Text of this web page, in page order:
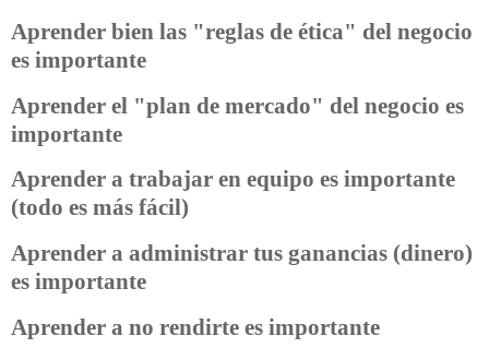
Aprender bien las "reglas de ética" del negocio
es importante
Aprender el "plan de mercado" del negocio es
importante
Aprender a trabajar en equipo es importante
(todo es más fácil)
Aprender a administrar tus ganancias (dinero)
es importante
Aprender a no rendirte es importante